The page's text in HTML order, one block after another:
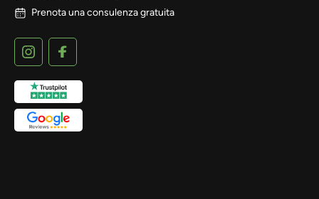
Prenota una consulenza gratuita